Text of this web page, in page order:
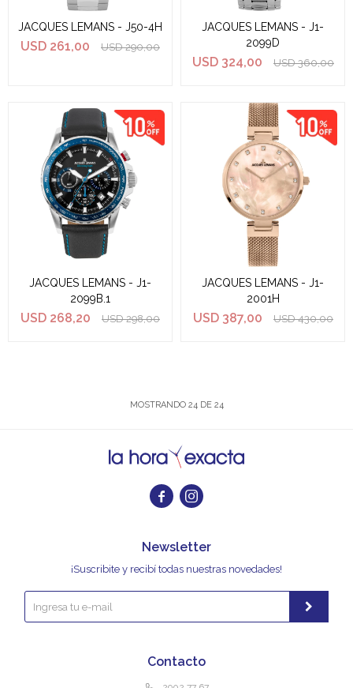
JACQUES LEMANS - J50-4H
USD 261,00 USD 290,00
JACQUES LEMANS - J1-
2099D
USD 324,00 USD 360,00
JACQUES LEMANS - J1-
2099B.1
USD 268,20 USD 298,00
JACQUES LEMANS - J1-
2001H
USD 387,00 USD 430,00
MOSTRANDO 24DE 24
 
Contacto
Newsletter
¡Suscribite y recibí todas nuestras novedades!